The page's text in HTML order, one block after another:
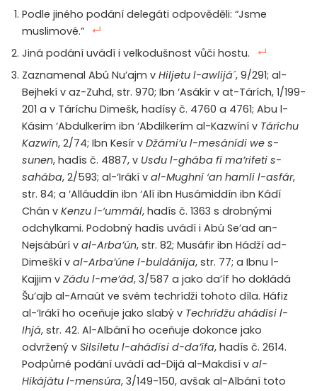
Prorokova rada novým muslimům, díl 1.
Prorokova rada novým muslimům, díl 2.
Podle jiného podání delegáti odpověděli: “Jsme
muslimové.”
Jiná podání uvádí i velkodušnost vůči hostu.
Zaznamenal Abú Nu’ajm v Hiljetu l-awlijá´, 9/291; al-
Bejhekí v az-Zuhd, str. 970; Ibn ‘Asákír v at-Tárích, 1/199-
201 a v Táríchu Dimešk, hadísy č. 4760 a 4761; Abu l-
Kásim ‘Abdulkerím ibn ‘Abdilkerím al-Kazwíní v Táríchu
Kazwín, 2/74; Ibn Kesír v Džámi’u l-mesánídi we s-
sunen, hadís č. 4887, v Usdu l-ghába fí ma’rifeti s-
sahába, 2/593; al-‘Irákí v al-Mughní ‘an hamli l-asfár,
str. 84; a ‘Alláuddín ibn ‘Alí ibn Husámiddín ibn Kádí
Chán v Kenzu l-‘ummál, hadís č. 1363 s drobnými
odchylkami. Podobný hadís uvádí i Abú Se’ad an-
Nejsábúrí v al-Arba’ún, str. 82; Musáfir ibn Hádží ad-
Dimeškí v al-Arba’úne l-buldáníja, str. 77; a Ibnu l-
Kajjim v Zádu l-me’ád, 3/587 a jako da’íf ho dokládá
Šu’ajb al-Arnaút ve svém techrídži tohoto díla. Háfiz
al-‘Irákí ho oceňuje jako slabý v Techrídžu ahádísi l-
Ihjá, str. 42. Al-Albání ho oceňuje dokonce jako
odvržený v Silsiletu l-ahádísi d-da’ífa, hadís č. 2614.
Podpůrné podání uvádí ad-Dijá al-Makdisí v al-
Hikájátu l-mensúra, 3/149-150, avšak al-Albání toto